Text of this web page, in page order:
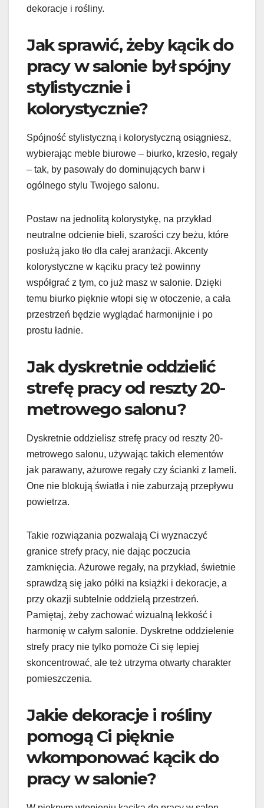
dekoracje i rośliny.
Jak sprawić, żeby kącik do
pracy w salonie był spójny
stylistycznie i
kolorystycznie?
Spójność stylistyczną i kolorystyczną osiągniesz,
wybierając meble biurowe – biurko, krzesło, regały
– tak, by pasowały do dominujących barw i
ogólnego stylu Twojego salonu.
Postaw na jednolitą kolorystykę, na przykład
neutralne odcienie bieli, szarości czy beżu, które
posłużą jako tło dla całej aranżacji. Akcenty
kolorystyczne w kąciku pracy też powinny
współgrać z tym, co już masz w salonie. Dzięki
temu biurko pięknie wtopi się w otoczenie, a cała
przestrzeń będzie wyglądać harmonijnie i po
prostu ładnie.
Jak dyskretnie oddzielić
strefę pracy od reszty 20-
metrowego salonu?
Dyskretnie oddzielisz strefę pracy od reszty 20-
metrowego salonu, używając takich elementów
jak parawany, ażurowe regały czy ścianki z lameli.
One nie blokują światła i nie zaburzają przepływu
powietrza.
Takie rozwiązania pozwalają Ci wyznaczyć
granice strefy pracy, nie dając poczucia
zamknięcia. Ażurowe regały, na przykład, świetnie
sprawdzą się jako półki na książki i dekoracje, a
przy okazji subtelnie oddzielą przestrzeń.
Pamiętaj, żeby zachować wizualną lekkość i
harmonię w całym salonie. Dyskretne oddzielenie
strefy pracy nie tylko pomoże Ci się lepiej
skoncentrować, ale też utrzyma otwarty charakter
pomieszczenia.
Jakie dekoracje i rośliny
pomogą Ci pięknie
wkomponować kącik do
pracy w salonie?